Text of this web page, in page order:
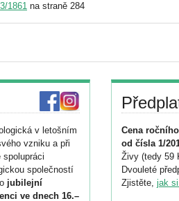
1861 na straně 284
v letošním
vzniku a při
společností
jubilejní
ve dnech 16.–
Cena
od čísla 1/
Živy (tedy 59
Dvouleté
Zjistěte, jak